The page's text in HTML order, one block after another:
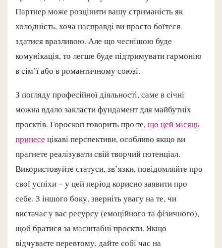
Партнер може розцінити вашу стриманість як
холодність, хоча насправді ви просто боїтеся
здатися вразливою. Але що чеснішою буде
комунікація, то легше буде підтримувати гармонію
в сім’ї або в романтичному союзі.
З погляду професійної діяльності, саме в січні
можна вдало закласти фундамент для майбутніх
проєктів. Гороскоп говорить про те,що цей місяць
принесе цікаві перспективи, особливо якщо ви
прагнете реалізувати свій творчий потенціал.
Використовуйте статуси, зв’язки, повідомляйте про
свої успіхи – у цей період корисно заявити про
себе. З іншого боку, зверніть увагу на те, чи
вистачає у вас ресурсу (емоційного та фізичного),
щоб братися за масштабні проєкти. Якщо
відчуваєте перевтому, дайте собі час на